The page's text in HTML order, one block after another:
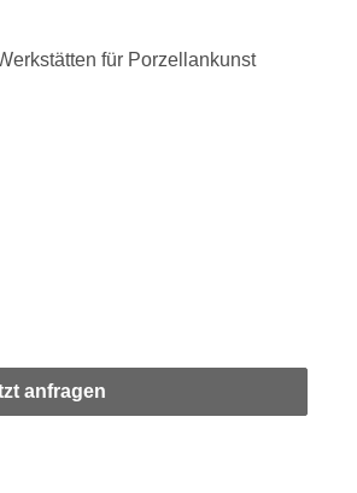
für Porzellankunst
anfragen